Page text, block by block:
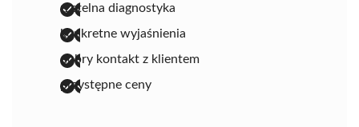
rzetelna diagnostyka
konkretne wyjaśnienia
dobry kontakt z klientem
przystępne ceny